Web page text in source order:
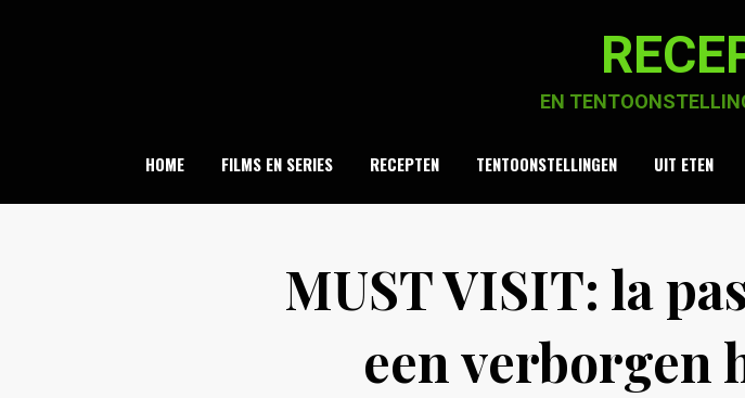
EN
HOME FILMS EN SERIES RECEPTEN TENTOONSTELLINGEN UIT ETEN
MUST VISIT: la
een verborgen